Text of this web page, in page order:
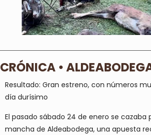
CRÓNICA •
Resultado: Gran estreno, con números
día durísimo
El pasado sábado 24 de enero se cazaba
mancha de Aldeabodega, una apuesta